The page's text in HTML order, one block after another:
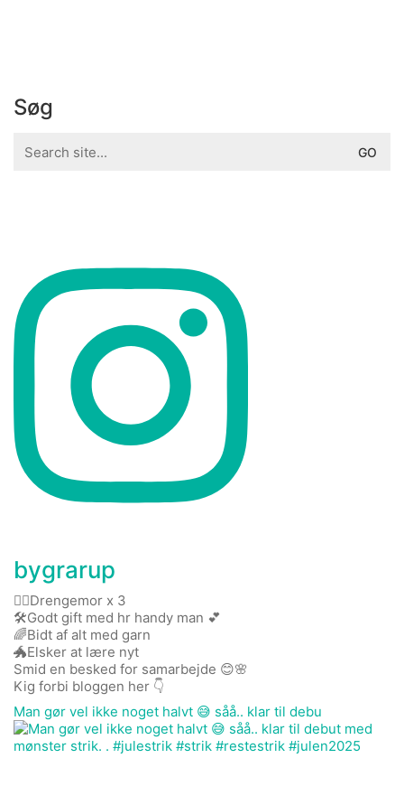
Søg
for:
bygrarup
🤹‍♀️Drengemor x 3
🛠️Godt gift med hr handy man 💕
🌈Bidt af alt med garn
🐲Elsker at lære nyt
Smid en besked for samarbejde 😊🌸
Kig forbi bloggen her 👇
Man gør vel ikke noget halvt 😅 såå.. klar til debu